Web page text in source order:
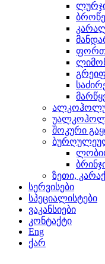
შოკური
ზეთი,
სერვისები
სპეციალისტები
ვაკანსიები
კონტაქტი
Eng
ქარ